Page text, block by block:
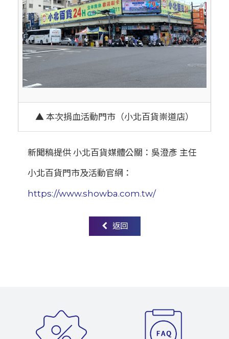
▲ 本次捐血活動門市（小北百貨崇道店）
新聞稿提供 小北百貨媒體公關：吳澄彥 主任
小北百貨門市及活動官網：
https://www.showba.com.tw/
返回